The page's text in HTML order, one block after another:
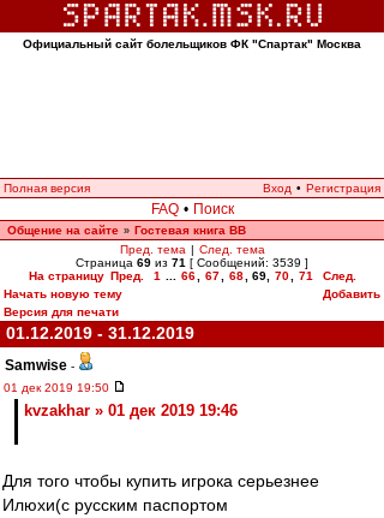
Официальный сайт болельщиков ФК "Спартак" Москва
Полная версия Вход • Регистрация
FAQ • Поиск
Общение на сайте » Гостевая книга ВВ
Пред. тема | След. тема
Страница 69 из 71 [ Сообщений: 3539 ]
На страницу Пред. 1 66 67 68 69, 70 71
След.
Начать новую тему
Добавить
Версия для печати
01.12.2019 - 31.12.2019
Samwise -
01 дек 2019 19:50
kvzakhar » 01 дек 2019 19:46
Для того чтобы купить игрока серьезнее
Илюхи(с русским паспортом